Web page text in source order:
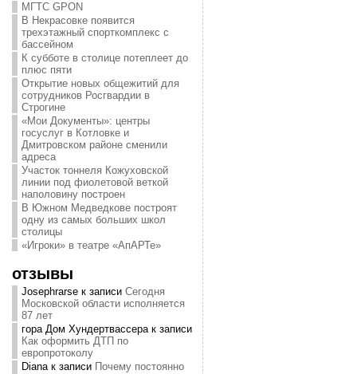
МГТС GPON
В Некрасовке появится
трехэтажный спорткомплекс с
бассейном
К субботе в столице потеплеет до
плюс пяти
Открытие новых общежитий для
сотрудников Росгвардии в
Строгине
«Мои Документы»: центры
госуслуг в Котловке и
Дмитровском районе сменили
адреса
Участок тоннеля Кожуховской
линии под фиолетовой веткой
наполовину построен
В Южном Медведкове построят
одну из самых больших школ
столицы
«Игроки» в театре «АпАРТе»
отзывы
Josephrarseк записи Сегодня
Московской области исполняется
87 лет
гора Дом Хундертвассерак записи
Как оформить ДТП по
европротоколу
Dianaк записи Почему постоянно